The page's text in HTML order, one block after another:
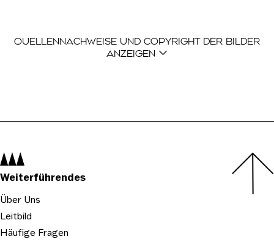
Der Quellennachweis ist eine Liste mit Einträgen,
QUELLENNACHWEISE UND COPYRIGHT DER BILDER
ANZEIGEN
Navigation:
Weiterführendes
Über Uns
Leitbild
Häufige Fragen